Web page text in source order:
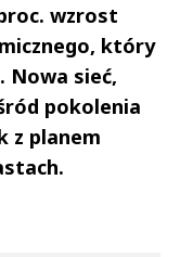
wzrost
który
Nowa sieć,
pokolenia
z planem